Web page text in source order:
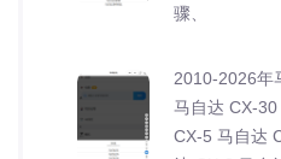
骤、
2010-2026年
马自达 CX-
CX-5 马自达